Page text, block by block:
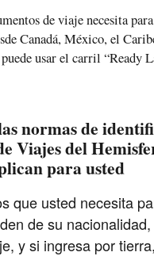
de viaje necesita
Canadá, México, el
usar el carril “Ready
normas de
Viajes del
para usted
que usted necesita
de su
y si ingresa por